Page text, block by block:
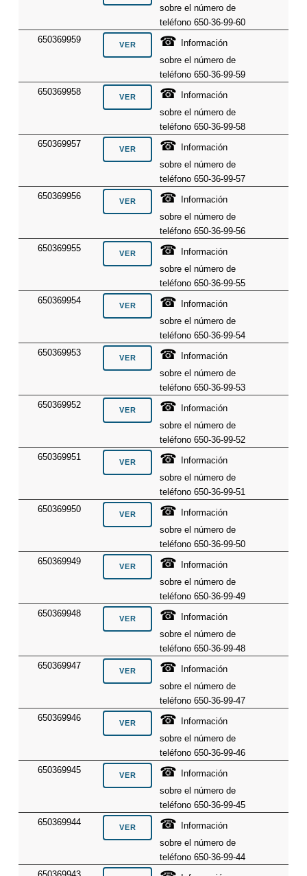
sobre el número de
teléfono 650-36-99-60
650369959
☎ Información
sobre el número de
teléfono 650-36-99-59
650369958
☎ Información
sobre el número de
teléfono 650-36-99-58
650369957
☎ Información
sobre el número de
teléfono 650-36-99-57
650369956
☎ Información
sobre el número de
teléfono 650-36-99-56
650369955
☎ Información
sobre el número de
teléfono 650-36-99-55
650369954
☎ Información
sobre el número de
teléfono 650-36-99-54
650369953
☎ Información
sobre el número de
teléfono 650-36-99-53
650369952
☎ Información
sobre el número de
teléfono 650-36-99-52
650369951
☎ Información
sobre el número de
teléfono 650-36-99-51
650369950
☎ Información
sobre el número de
teléfono 650-36-99-50
650369949
☎ Información
sobre el número de
teléfono 650-36-99-49
650369948
☎ Información
sobre el número de
teléfono 650-36-99-48
650369947
☎ Información
sobre el número de
teléfono 650-36-99-47
650369946
☎ Información
sobre el número de
teléfono 650-36-99-46
650369945
☎ Información
sobre el número de
teléfono 650-36-99-45
650369944
☎ Información
sobre el número de
teléfono 650-36-99-44